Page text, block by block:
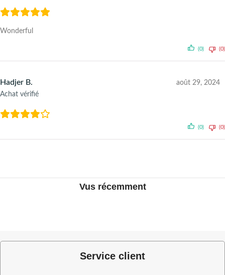
Wonderful
(0) (0)
Hadjer B.
Achat vérifié
août 29, 2024
(0) (0)
Vus récemment
Service client